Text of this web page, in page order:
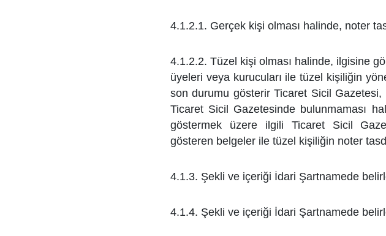
4.1.2.1. Gerçek kişi olması halinde, noter
4.1.2.2. Tüzel kişi olması halinde, ilgisine
üyeleri veya kurucuları ile tüzel kişiliğin
son durumu gösterir Ticaret Sicil Gazetesi,
Ticaret Sicil Gazetesinde bulunmaması
göstermek üzere ilgili Ticaret Sicil
gösteren belgeler ile tüzel kişiliğin noter
4.1.3. Şekli ve içeriği İdari Şartnamede
4.1.4. Şekli ve içeriği İdari Şartnamede